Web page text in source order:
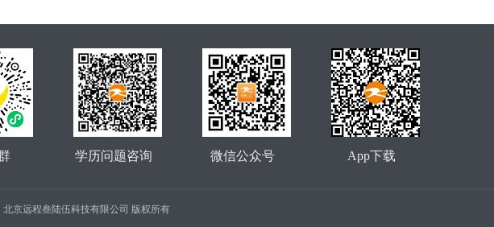
App下载
微信公众号
学历问题咨询
北京远程叁陆伍科技有限公司 版权所有